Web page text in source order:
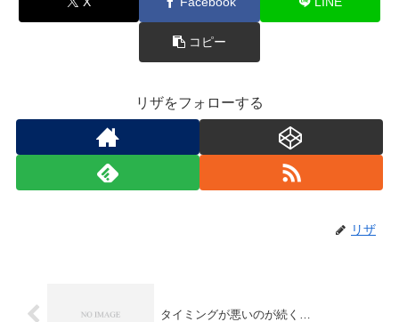
コピー
リザをフォローする
リザ
タイミングが悪いのが続く…